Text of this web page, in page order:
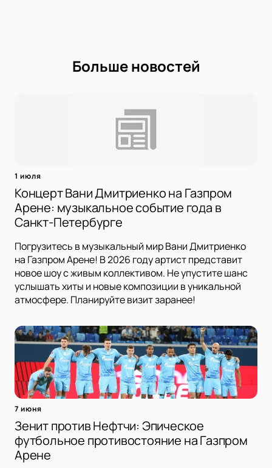
Больше новостей
1 июля
Концерт Вани Дмитриенко на Газпром
Арене: музыкальное событие года в
Санкт-Петербурге
Погрузитесь в музыкальный мир Вани Дмитриенко
на Газпром Арене! В 2026 году артист представит
новое шоу с живым коллективом. Не упустите шанс
услышать хиты и новые композиции в уникальной
атмосфере. Планируйте визит заранее!
7 июня
Зенит против Нефтчи: Эпическое
футбольное противостояние на Газпром
Арене